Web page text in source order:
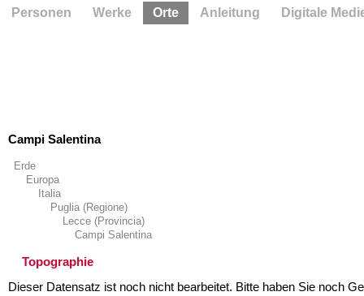
Campi Salentina
Erde
Europa
Italia
Puglia (Regione)
Lecce (Provincia)
Campi Salentina
Topographie
Dieser Datensatz ist noch nicht bearbeitet. Bitte haben Sie noch
Personen Werke Orte Anleitung Digitale